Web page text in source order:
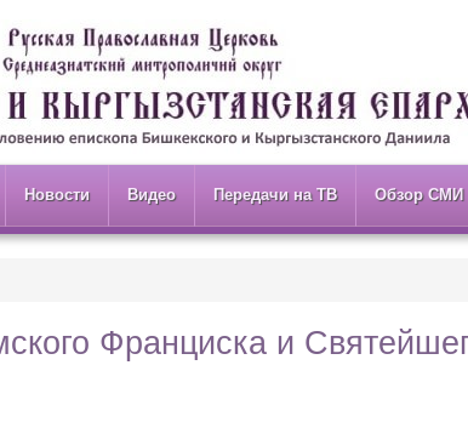
Новости Видео Передачи на ТВ Обзор СМИ
Франциска и